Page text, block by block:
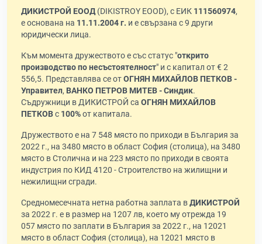
ДИКИСТРОЙ ЕООД(DIKISTROY EOOD), с ЕИК 111560974,
е основана на 11.11.2004 г. и е свързана с 9 други
юридически лица.
Към момента дружеството е със статус "открито
производство по несъстоятелност" и с капитал от € 2
556,5. Представлява се отОГНЯН МИХАЙЛОВ ПЕТКОВ -
Управител, ВАНКО ПЕТРОВ МИТЕВ - Синдик.
Съдружници в ДИКИСТРОЙ са ОГНЯН МИХАЙЛОВ
ПЕТКОВс 100%от капитала.
Дружеството е на 7 548 място по приходи в България за
2022 г., на 3480 място в област София (столица), на 3480
място в Столична и на 223 място по приходи в своята
индустрия по КИД 4120 - Строителство на жилищни и
нежилищни сгради.
Средномесечната нетна работна заплата вДИКИСТРОЙ
за 2022 г. е в размер на 1207 лв, което му отрежда 19
057 място по заплати в България за 2022 г., на 12021
място в област София (столица), на 12021 място в